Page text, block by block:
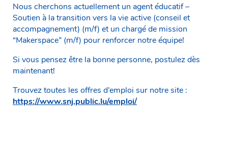
Nous cherchons actuellement un agent éducatif –
Soutien à la transition vers la vie active (conseil et
accompagnement) (m/f) et un chargé de mission
“Makerspace” (m/f) pour renforcer notre équipe!
Si vous pensez être la bonne personne, postulez dès
maintenant!
Trouvez toutes les offres d’emploi sur notre site :
https://www.snj.public.lu/emploi/